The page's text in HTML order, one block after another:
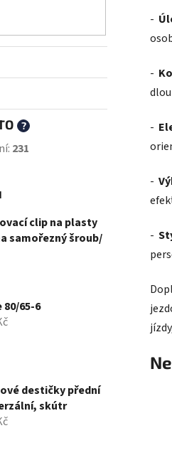
?
231
clip na plasty
samořezný šroub/
80/65-6
destičky přední
skútr
-
-
-
-
-